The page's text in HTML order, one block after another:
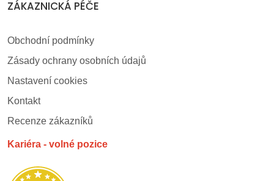
ZÁKAZNICKÁ PÉČE
Obchodní podmínky
Zásady ochrany osobních údajů
Nastavení cookies
Kontakt
Recenze zákazníků
Kariéra - volné pozice